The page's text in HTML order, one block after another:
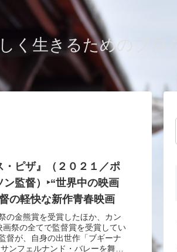
く生きるためのブログ
ピザ』（２０２１／ポ
監督）‣“世界中の映画
の軽快な新作青春映画
の金熊賞を受賞したほか、カン
祭の全てで監督賞を受賞してい
督が、自身の出世作「ブギーナ
ンフェルナンド・バレーを舞台